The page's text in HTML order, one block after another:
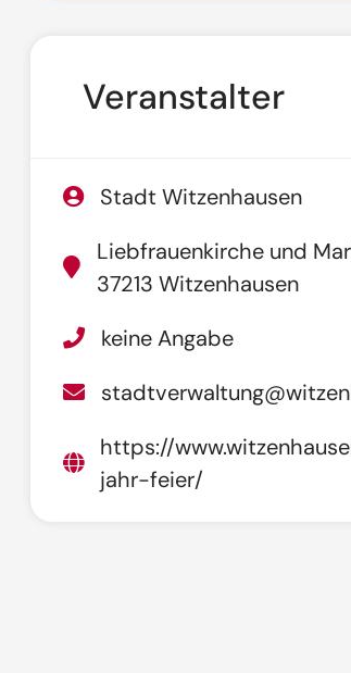
Veranstalter
Stadt Witzenhausen
Liebfrauenkirche und
37213 Witzenhausen
keine Angabe
https://
jahr-feier/